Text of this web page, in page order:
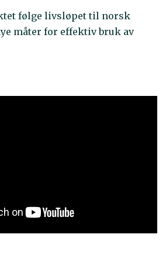
følge livsløpet til norsk
måter for effektiv bruk av